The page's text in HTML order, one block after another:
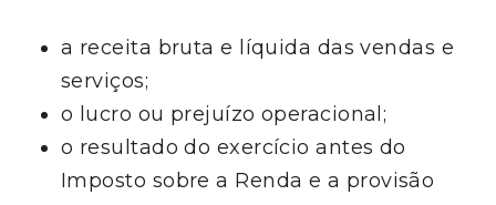
a receita bruta e líquida das vendas e
serviços;
o lucro ou prejuízo operacional;
o resultado do exercício antes do
Imposto sobre a Renda e a provisão